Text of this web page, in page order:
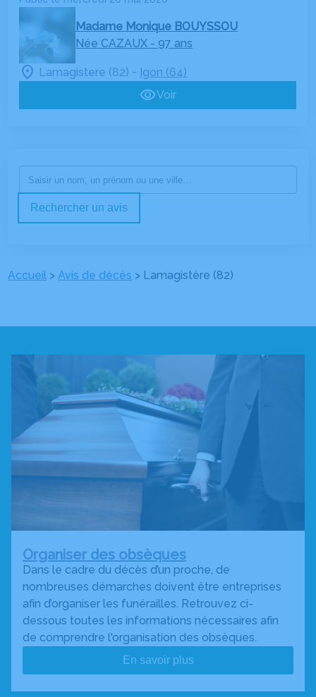
Madame Monique BOUYSSOU
Née CAZAUX - 97 ans
Lamagistere (82) - Igon (64)
Voir
Rechercher un avis
Accueil >Avis de décès > Lamagistère (82)
Organiser des obsèques
Dans le cadre du décès d’un proche, de
nombreuses démarches doivent être entreprises
afin d’organiser les funérailles. Retrouvez ci-
dessous toutes les informations nécessaires afin
de comprendre l'organisation des obsèques.
En savoir plus